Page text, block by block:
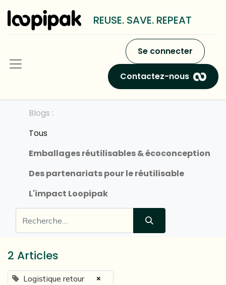
REUSE. SAVE. REPEAT
Se connecter
Contactez-nous
Blogs :
Tous
Emballages réutilisables & écoconception
Des partenariats pour le réutilisable
L'impact Loopipak
2 Articles
Logistique retour ×